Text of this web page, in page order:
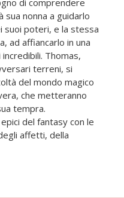
di comprendere
sua nonna a guidarlo
suoi poteri, e la stessa
ad affiancarlo in una
Thomas,
terreni, si
del mondo magico
che metteranno
tempra.
del fantasy con le
affetti, della